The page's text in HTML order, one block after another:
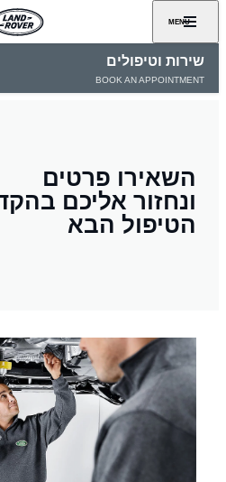
MENU
שירות וטיפולים
BOOK AN APPOINTMENT
השאירו פרטים
ונחזור אליכם
הטיפול הבא